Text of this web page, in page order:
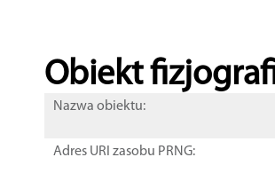
Obiekt
Nazwa obiektu:
Adres URI zasobu PRNG: